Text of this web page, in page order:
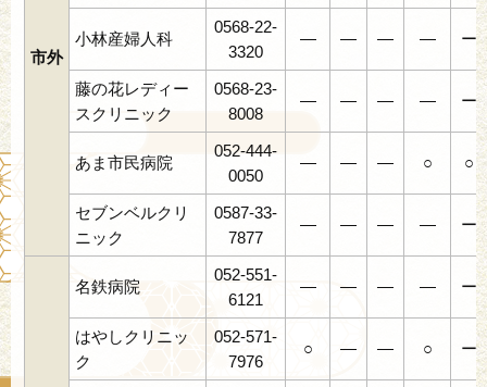
市外
小林産婦人科
0568-22-
3320
― ― ― ― ー
藤の花レディー
スクリニック
0568-23-
8008
― ― ― ― ー
あま市民病院
052-444-
0050
― ― ― ○ ○
セブンベルクリ
ニック
0587-33-
7877
― ― ― ― ー
名鉄病院
052-551-
6121
― ― ― ― ー
はやしクリニッ
ク
052-571-
7976
○ ― ― ○ ー